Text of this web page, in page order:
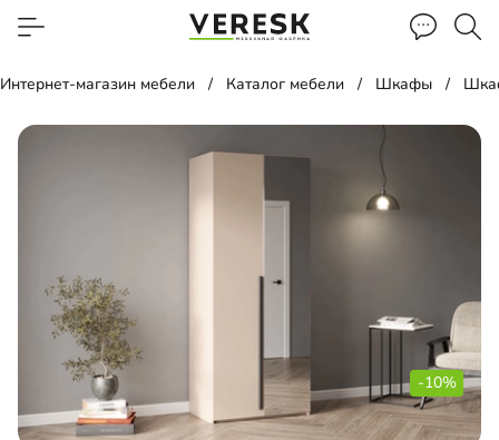
Интернет-магазин мебели Каталог мебели Шкафы
-10%